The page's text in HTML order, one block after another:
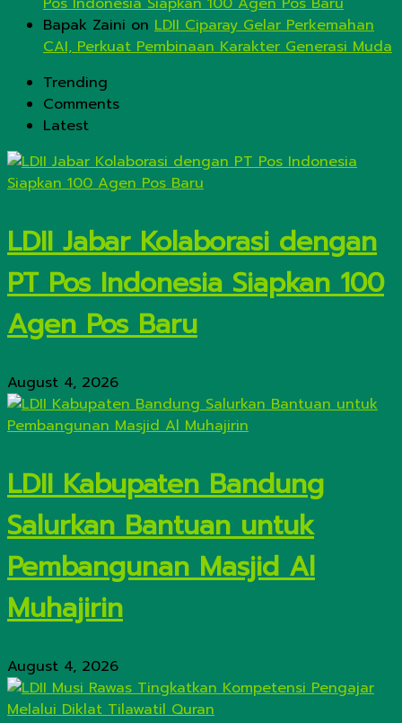
Bapak Zaini on LDII Ciparay Gelar Perkemahan
CAI, Perkuat Pembinaan Karakter Generasi Muda
Trending
Comments
Latest
LDII Jabar Kolaborasi dengan
PT Pos Indonesia Siapkan 100
Agen Pos Baru
August 4, 2026
LDII Kabupaten Bandung
Salurkan Bantuan untuk
Pembangunan Masjid Al
Muhajirin
August 4, 2026